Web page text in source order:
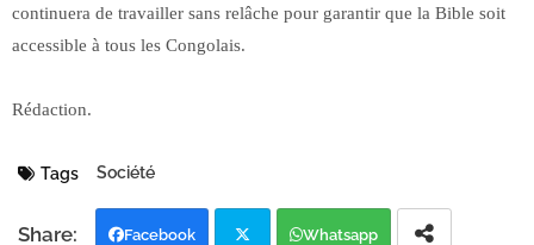
continuera de travailler sans relâche pour garantir que la Bible soit
accessible à tous les Congolais.
Rédaction.
Tags Société
Facebook Whatsapp